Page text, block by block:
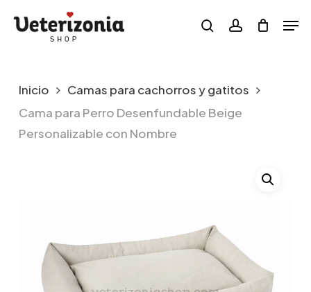
searchaccount
Inicio
Camas para cachorros y gatitos
Cama para Perro Desenfundable Beige
Personalizable con Nombre